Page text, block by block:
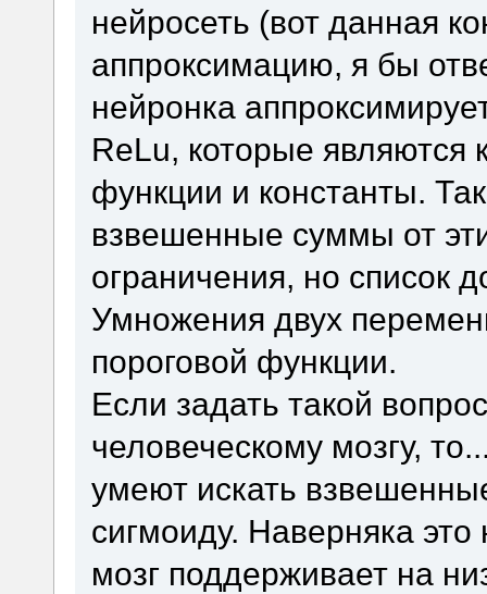
нейросеть (вот данная
аппроксимацию, я бы
нейронка
ReLu, которые
функции и константы.
взвешенные суммы от
ограничения, но список
Умножения двух
пороговой функции.
Если задать такой
человеческому мозгу,
умеют искать
сигмоиду. Наверняка
мозг поддерживает на